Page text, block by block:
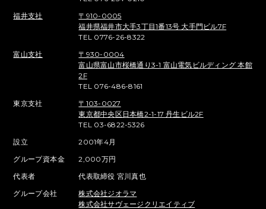
福井支社
〒910-0005
福井県福井市大手3丁目1番13号 大手門ビル7F
TEL 0776-26-8322
富山支社
〒930-0004
富山県富山市桜橋通り3-1 富山電気ビルディング 本館
2F
TEL 076-486-8161
東京支社
〒103-0027
東京都中央区日本橋2-1-17 丹生ビル2F
TEL 03-6822-5326
設立
2001年4月
グループ資本金
2,000万円
代表者
代表取締役 宮川真也
グループ会社
株式会社ジオラマ
株式会社サヴェージクリエイティブ